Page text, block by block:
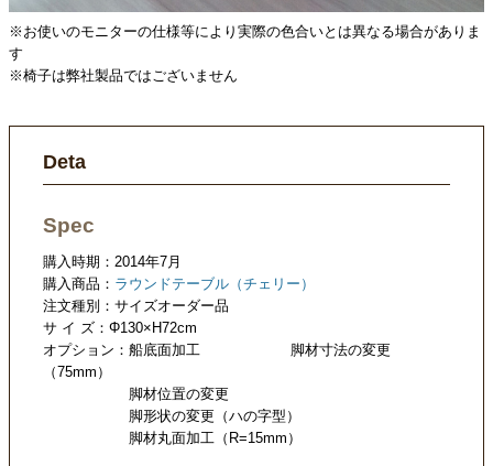
※お使いのモニターの仕様等により実際の色合いとは異なる場合がありま
す
※椅子は弊社製品ではございません
Deta
Spec
購入時期：2014年7月
購入商品： ラウンドテーブル（チェリー）
注文種別：サイズオーダー品
サ イ ズ：Φ130×H72cm
オプション：船底面加工 脚材寸法の変更
（75mm）
脚材位置の変更
脚形状の変更（ハの字型）
脚材丸面加工（R=15mm）